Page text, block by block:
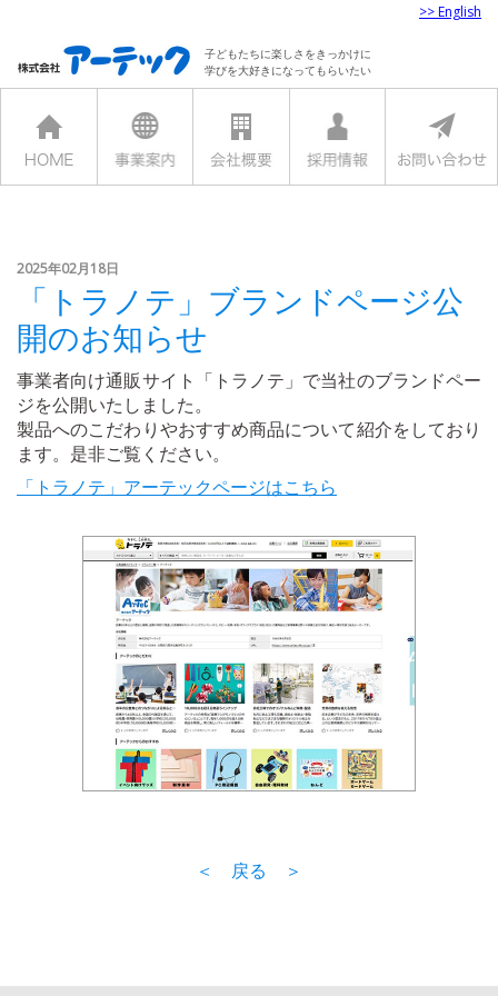
>> English
子どもたちに楽しさをきっかけに
学びを大好きになってもらいたい
2025年02月18日
「トラノテ」ブランドページ公
開のお知らせ
事業者向け通販サイト「トラノテ」で当社のブランドペー
ジを公開いたしました。
製品へのこだわりやおすすめ商品について紹介をしており
ます。是非ご覧ください。
「トラノテ」アーテックページはこちら
＜ 戻る ＞